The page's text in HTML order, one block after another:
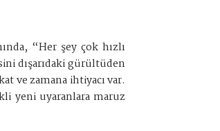
“Her şey çok hızlı
dışarıdaki gürültüden
ve zamana ihtiyacı var.
yeni uyaranlara maruz